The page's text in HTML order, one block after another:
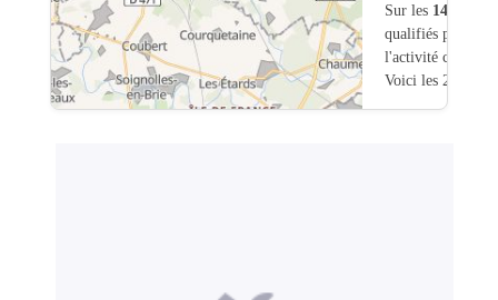
Sur les 149
qualifiés pour
l'activité
Voici les 20